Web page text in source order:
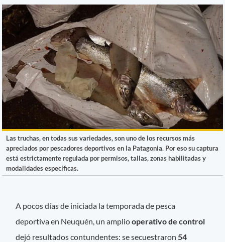
Las truchas, en todas sus variedades, son uno de los recursos más
apreciados por pescadores deportivos en la Patagonia. Por eso su captura
está estrictamente regulada por permisos, tallas, zonas habilitadas y
modalidades específicas.
A pocos días de iniciada la temporada de pesca
deportiva en Neuquén, un ampliooperativo de control
dejó resultados contundentes: se secuestraron 54